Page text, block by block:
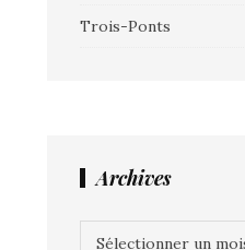
Trois-Ponts
Archives